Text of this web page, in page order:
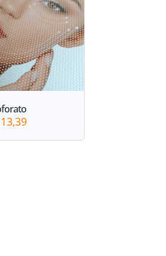
13,39